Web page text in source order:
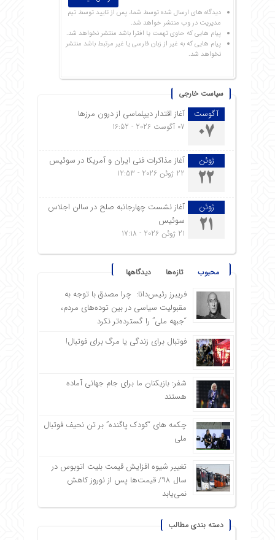
دیدگاه های ارسال شده توسط شما، پس از تایید توسط تیم
مدیریت در وب منتشر خواهد شد.
پیام هایی که حاوی تهمت یا افترا باشد منتشر نخواهد شد.
پیام هایی که به غیر از زبان فارسی یا غیر مرتبط باشد منتشر
نخواهد شد.
سیاست خارجی
آگوست
07
آغاز اقتدار دیپلماسی از درون مرزها
07 آگوست 2026 - 16:52
ژوئن
22
آغاز مذاکرات فنی ایران و آمریکا در سوئیس
22 ژوئن 2026 - 12:53
ژوئن
21
آغاز نشست چهارجانبه صلح در سالن اجلاس
سوئیس
21 ژوئن 2026 - 17:18
محبوب تازه‌ها دیدگاهها
فریبرز رئیس‌دانا: چرا مصدق با توجه به
مقبولیت سیاسی در بین توده‌های مردم،
“جبهه ملی” را گسترده‌تر نکرد
فوتبال برای زندگی یا مرگ برای فوتبال!
شفر: بازیکنان ما برای جام جهانی آماده
هستند
چکمه های “کودک پاگنده” بر تن نحیف فوتبال
ملی
تغییر شیوه افزایش قیمت بلیت اتوبوس در
سال ۹۸/ قیمت‌ها پس از نوروز کاهش
نمی‌یابد
دسته بندی مطالب